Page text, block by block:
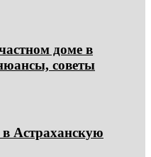
доме в
советы
Астраханскую